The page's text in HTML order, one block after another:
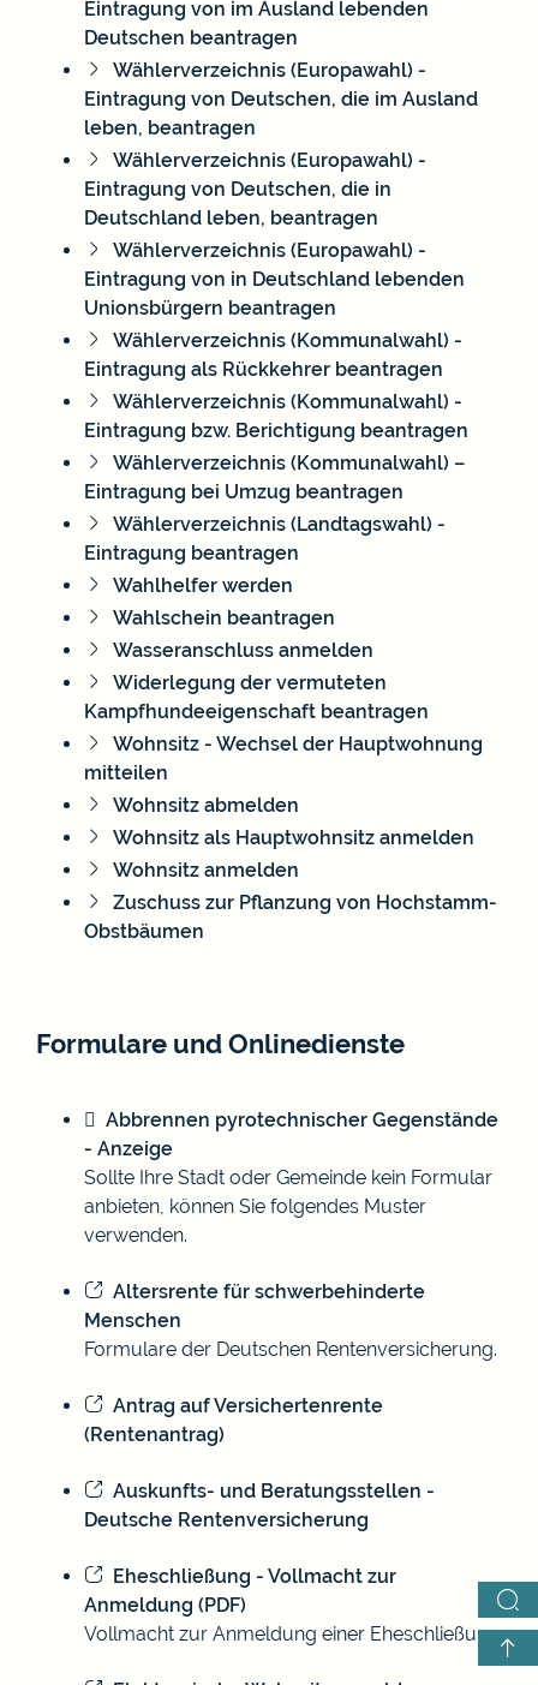
Eintragung von im Ausland lebenden
Deutschen beantragen
Wählerverzeichnis (Europawahl) -
Eintragung von Deutschen, die im Ausland
leben, beantragen
Wählerverzeichnis (Europawahl) -
Eintragung von Deutschen, die in
Deutschland leben, beantragen
Wählerverzeichnis (Europawahl) -
Eintragung von in Deutschland lebenden
Unionsbürgern beantragen
Wählerverzeichnis (Kommunalwahl) -
Eintragung als Rückkehrer beantragen
Wählerverzeichnis (Kommunalwahl) -
Eintragung bzw. Berichtigung beantragen
Wählerverzeichnis (Kommunalwahl) –
Eintragung bei Umzug beantragen
Wählerverzeichnis (Landtagswahl) -
Eintragung beantragen
Wahlhelfer werden
Wahlschein beantragen
Wasseranschluss anmelden
Widerlegung der vermuteten
Kampfhundeeigenschaft beantragen
Wohnsitz - Wechsel der Hauptwohnung
mitteilen
Wohnsitz abmelden
Wohnsitz als Hauptwohnsitz anmelden
Wohnsitz anmelden
Zuschuss zur Pflanzung von Hochstamm-
Obstbäumen
Formulare und Onlinedienste
Abbrennen pyrotechnischer Gegenstände
- Anzeige
Sollte Ihre Stadt oder Gemeinde kein Formular
anbieten, können Sie folgendes Muster
verwenden.
Altersrente für schwerbehinderte
Menschen
Formulare der Deutschen Rentenversicherung.
Antrag auf Versichertenrente
(Rentenantrag)
Auskunfts- und Beratungsstellen -
Deutsche Rentenversicherung
Eheschließung - Vollmacht zur
Anmeldung (PDF)
Vollmacht zur Anmeldung einer Eheschließung